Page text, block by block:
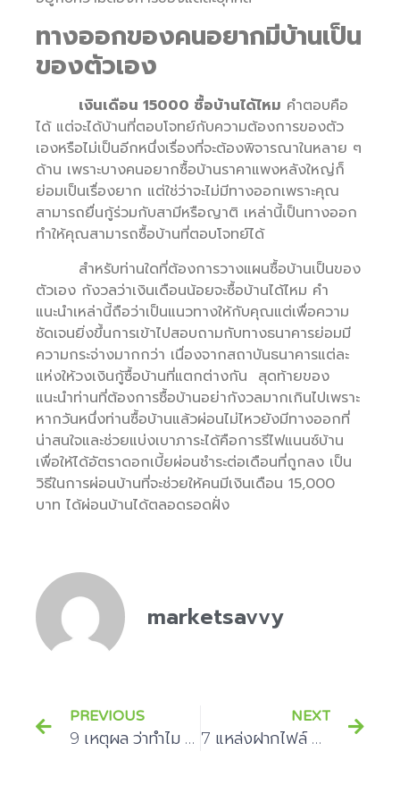
ทางออกของคนอยากมีบ้านเป็น
ของตัวเอง
เงินเดือน 15000 ซื้อบ้านได้ไหม คำตอบคือ
ได้ แต่จะได้บ้านที่ตอบโจทย์กับความต้องการของตัว
เองหรือไม่เป็นอีกหนึ่งเรื่องที่จะต้องพิจารณาในหลาย ๆ
ด้าน เพราะบางคนอยากซื้อบ้านราคาแพงหลังใหญ่ก็
ย่อมเป็นเรื่องยาก แต่ใช่ว่าจะไม่มีทางออกเพราะคุณ
สามารถยื่นกู้ร่วมกับสามีหรือญาติ เหล่านี้เป็นทางออก
ทำให้คุณสามารถซื้อบ้านที่ตอบโจทย์ได้
สำหรับท่านใดที่ต้องการวางแผนซื้อบ้านเป็นของ
ตัวเอง กังวลว่าเงินเดือนน้อยจะซื้อบ้านได้ไหม คำ
แนะนำเหล่านี้ถือว่าเป็นแนวทางให้กับคุณแต่เพื่อความ
ชัดเจนยิ่งขึ้นการเข้าไปสอบถามกับทางธนาคารย่อมมี
ความกระจ่างมากกว่า เนื่องจากสถาบันธนาคารแต่ละ
แห่งให้วงเงินกู้ซื้อบ้านที่แตกต่างกัน สุดท้ายของ
แนะนำท่านที่ต้องการซื้อบ้านอย่ากังวลมากเกินไปเพราะ
หากวันหนึ่งท่านซื้อบ้านแล้วผ่อนไม่ไหวยังมีทางออกที่
น่าสนใจและช่วยแบ่งเบาภาระได้คือการรีไฟแนนซ์บ้าน
เพื่อให้ได้อัตราดอกเบี้ยผ่อนชำระต่อเดือนที่ถูกลง เป็น
วิธีในการผ่อนบ้านที่จะช่วยให้คนมีเงินเดือน 15,000
บาท ได้ผ่อนบ้านได้ตลอดรอดฝั่ง
marketsavvy
PREVIOUS
9 เหตุผล ว่าทำไม “แม่น้ำแอมะซอน” มีความสุดโหดที่คุณต้องทึ่ง
NEXT
7 แหล่งฝากไฟล์ ที่จะทำให้ชีวิตมนุษย์ทำงานหน้าคอมสบายขึ้น